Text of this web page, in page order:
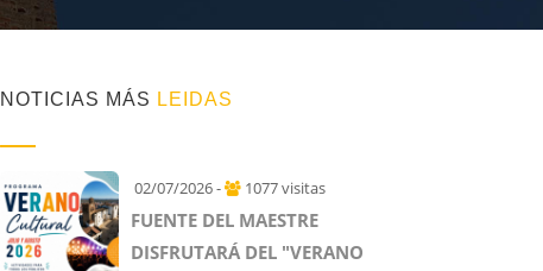
NOTICIAS MÁS LEIDAS
02/07/2026 - 1077 visitas
FUENTE DEL MAESTRE
DISFRUTARÁ DEL "VERANO